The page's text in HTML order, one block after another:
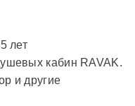
лет
кабин RAVAK.
и другие